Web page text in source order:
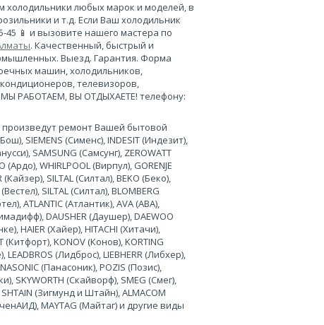
холодильники любых марок и моделей, в
и т.д. Если Ваш холодильник
45 📱 и вызовите нашего мастера по
. Качественный, быстрый и
Выезд. Гарантия. Форма
машин, холодильников,
телевизоров,
РАБОТАЕМ, ВЫ ОТДЫХАЕТЕ! телефону:
ремонт Вашей бытовой
SIEMENS (Сименс), INDESIT (Индезит),
SAMSUNG (Самсунг), ZEROWATT
WHIRLPOOL (Вирпул), GORENJE
(Кайзер), SILTAL (Силтал), BEKO (Беко),
SILTAL (Силтал), BLOMBERG
ATLANTIC (Атлантик), AVA (АВА),
DAUSHER (Даушер), DAEWOO
HAIER (Хайер), HITACHI (Хитачи),
(Китфорт), KONOV (Конов), KORTING
LEADBROS (Лидброс), LIEBHERR (Либхер),
(Панасоник), POZIS (Позис),
SKYWORTH (Скайворф), SMEG (Смег),
SHTAIN (Зигмунд и Штайн), ALMACOM
MAYTAG (Майтаг) и другие виды